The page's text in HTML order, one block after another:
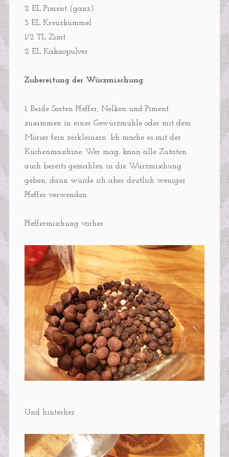
2 EL Piment (ganz)
3 EL Kreuzkümmel
1/2 TL Zimt
2 EL Kakaopulver
Zubereitung der Würzmischung:
1. Beide Sorten Pfeffer, Nelken und Piment
zusammen in einer Gewürzmühle oder mit dem
Mörser fein zerkleinern. Ich mache es mit der
Küchenmaschine. Wer mag, kann alle Zutaten
auch bereits gemahlen in die Würzmischung
geben, dann würde ich aber deutlich weniger
Pfeffer verwenden.
Pfeffermischung vorher:
Und hinterher: